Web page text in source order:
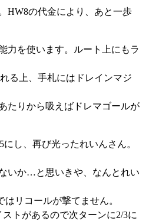
HW8の代金により、あと一歩
力を使います。ルート上にもラ
る上、手札にはドレインマジ
たりから吸えばドレマゴールが
し、再び光ったれいんさん。
いか…と思いきや、なんとれい
リコールが撃てません。
トがあるので次ターンに2/3に